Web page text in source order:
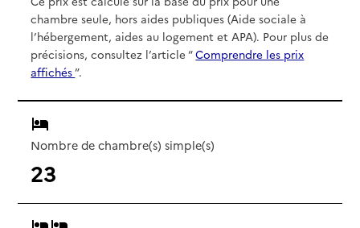
chambre seule, hors aides publiques (Aide sociale à
l’hébergement, aides au logement et APA). Pour plus de
précisions, consultez l’article “Comprendre les prix
affichés”.
Nombre de chambre(s) simple(s)
23